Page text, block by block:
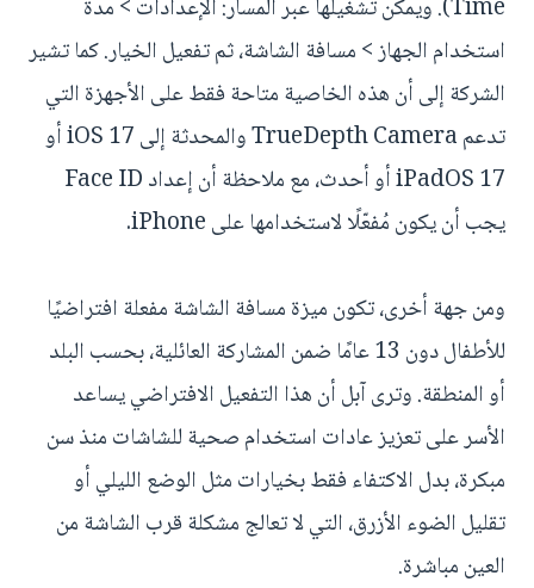
Time). ويمكن تشغيلها عبر المسار: الإعدادات > مدة
استخدام الجهاز > مسافة الشاشة، ثم تفعيل الخيار. كما تشير
الشركة إلى أن هذه الخاصية متاحة فقط على الأجهزة التي
تدعم TrueDepth Camera والمحدثة إلى iOS 17 أو
iPadOS 17 أو أحدث، مع ملاحظة أن إعداد Face ID
يجب أن يكون مُفعّلًا لاستخدامها على iPhone.
ومن جهة أخرى، تكون ميزة مسافة الشاشة مفعلة افتراضيًا
للأطفال دون 13 عامًا ضمن المشاركة العائلية، بحسب البلد
أو المنطقة. وترى آبل أن هذا التفعيل الافتراضي يساعد
الأسر على تعزيز عادات استخدام صحية للشاشات منذ سن
مبكرة، بدل الاكتفاء فقط بخيارات مثل الوضع الليلي أو
تقليل الضوء الأزرق، التي لا تعالج مشكلة قرب الشاشة من
العين مباشرة.